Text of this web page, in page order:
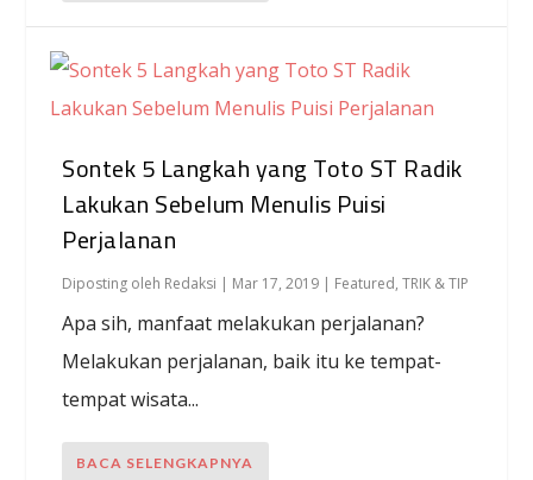
Sontek 5 Langkah yang Toto ST Radik
Lakukan Sebelum Menulis Puisi
Perjalanan
Diposting oleh Redaksi | Mar 17, 2019 | Featured,TRIK & TIP
Apa sih, manfaat melakukan perjalanan?
Melakukan perjalanan, baik itu ke tempat-
tempat wisata...
BACA SELENGKAPNYA